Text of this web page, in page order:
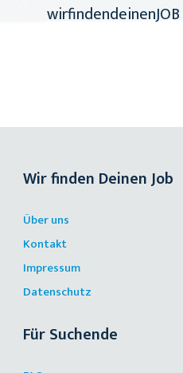
Wir finden Deinen Job
Über uns
Kontakt
Impressum
Datenschutz
Für Suchende